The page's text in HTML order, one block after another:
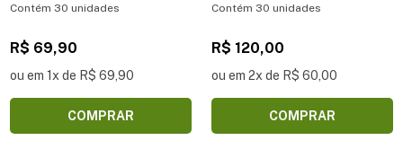
Contém 30 unidades
R$ 69,90
ou em 1x de R$ 69,90
COMPRAR
Contém 30 unidades
R$ 120,00
ou em 2x de R$ 60,00
COMPRAR